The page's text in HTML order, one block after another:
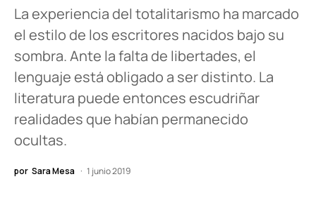
La experiencia del totalitarismo ha marcado
el estilo de los escritores nacidos bajo su
sombra. Ante la falta de libertades, el
lenguaje está obligado a ser distinto. La
literatura puede entonces escudriñar
realidades que habían permanecido
ocultas.
por Sara Mesa 1 junio 2019